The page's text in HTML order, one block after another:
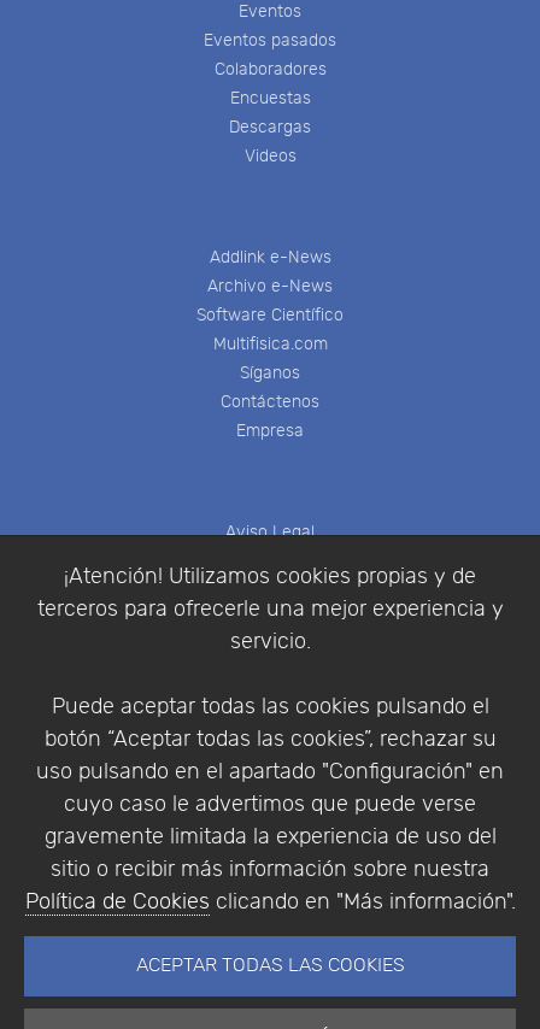
¡Atención! Utilizamos cookies propias y de
terceros para ofrecerle una mejor experiencia y
servicio.
Puede aceptar todas las cookies pulsando el
botón “Aceptar todas las cookies”, rechazar su
uso pulsando en el apartado "Configuración" en
cuyo caso le advertimos que puede verse
gravemente limitada la experiencia de uso del
sitio o recibir más información sobre nuestra
Política de Cookies clicando en "Más información".
ACEPTAR TODAS LAS COOKIES
Eventos
Eventos pasados
Colaboradores
Encuestas
Descargas
Videos
Addlink e-News
Archivo e-News
Software Científico
Multifisica.com
Síganos
Contáctenos
Empresa
Aviso Legal
Política de Privacidad
Condiciones de compra
Identificarse
Empresa|Aviso Legal| Política de Privacidad |
Política de Cookies
© Copyright 1994 - 2026. Addlink Software
Científico, S.L.
Portugal.